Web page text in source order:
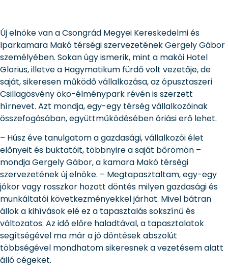
Új elnöke van a Csongrád Megyei Kereskedelmi és
Iparkamara Makó térségi szervezetének Gergely Gábor
személyében. Sokan úgy ismerik, mint a makói Hotel
Glorius, illetve a Hagymatikum fürdő volt vezetője, de
saját, sikeresen működő vállalkozása, az ópusztaszeri
Csillagösvény öko-élménypark révén is szerzett
hírnevet. Azt mondja, egy-egy térség vállalkozóinak
összefogásában, együttműködésében óriási erő lehet.
– Húsz éve tanulgatom a gazdasági, vállalkozói élet
előnyeit és buktatóit, többnyire a saját bőrömön –
mondja Gergely Gábor, a kamara Makó térségi
szervezetének új elnöke. – Megtapasztaltam, egy-egy
jókor vagy rosszkor hozott döntés milyen gazdasági és
munkáltatói következményekkel járhat. Mivel bátran
állok a kihívások elé ez a tapasztalás sokszínű és
változatos. Az idő előre haladtával, a tapasztalatok
segítségével ma már a jó döntések abszolút
többségével mondhatom sikeresnek a vezetésem alatt
álló cégeket.